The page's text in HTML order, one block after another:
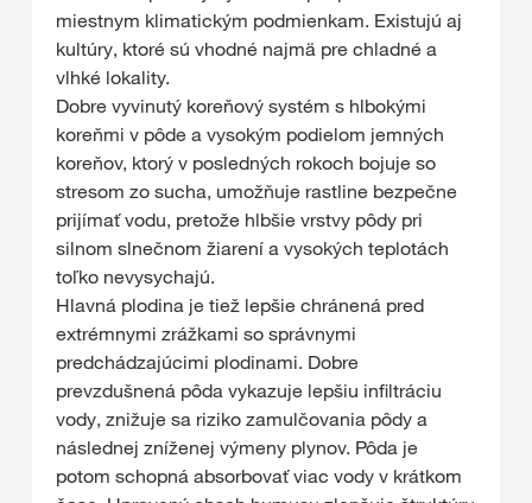
miestnym klimatickým podmienkam. Existujú aj
kultúry, ktoré sú vhodné najmä pre chladné a
vlhké lokality.
Dobre vyvinutý koreňový systém s hlbokými
koreňmi v pôde a vysokým podielom jemných
koreňov, ktorý v posledných rokoch bojuje so
stresom zo sucha, umožňuje rastline bezpečne
prijímať vodu, pretože hlbšie vrstvy pôdy pri
silnom slnečnom žiarení a vysokých teplotách
toľko nevysychajú.
Hlavná plodina je tiež lepšie chránená pred
extrémnymi zrážkami so správnymi
predchádzajúcimi plodinami. Dobre
prevzdušnená pôda vykazuje lepšiu infiltráciu
vody, znižuje sa riziko zamulčovania pôdy a
následnej zníženej výmeny plynov. Pôda je
potom schopná absorbovať viac vody v krátkom